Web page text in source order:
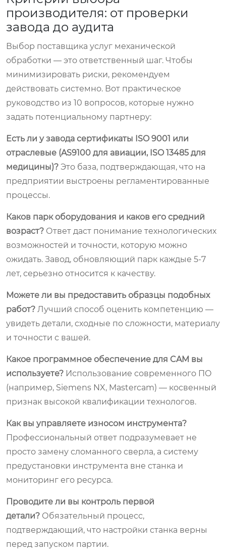
производителя: от проверки
завода до аудита
Выбор поставщика услуг механической
обработки — это ответственный шаг. Чтобы
минимизировать риски, рекомендуем
действовать системно. Вот практическое
руководство из 10 вопросов, которые нужно
задать потенциальному партнеру:
Есть ли у завода сертификаты ISO 9001 или
отраслевые (AS9100 для авиации, ISO 13485 для
медицины)? Это база, подтверждающая, что на
предприятии выстроены регламентированные
процессы.
Каков парк оборудования и каков его средний
возраст? Ответ даст понимание технологических
возможностей и точности, которую можно
ожидать. Завод, обновляющий парк каждые 5-7
лет, серьезно относится к качеству.
Можете ли вы предоставить образцы подобных
работ? Лучший способ оценить компетенцию —
увидеть детали, сходные по сложности, материалу
и точности с вашей.
Какое программное обеспечение для CAM вы
используете? Использование современного ПО
(например, Siemens NX, Mastercam) — косвенный
признак высокой квалификации технологов.
Как вы управляете износом инструмента?
Профессиональный ответ подразумевает не
просто замену сломанного сверла, а систему
предустановки инструмента вне станка и
мониторинг его ресурса.
Проводите ли вы контроль первой
детали? Обязательный процесс,
подтверждающий, что настройки станка верны
перед запуском партии.